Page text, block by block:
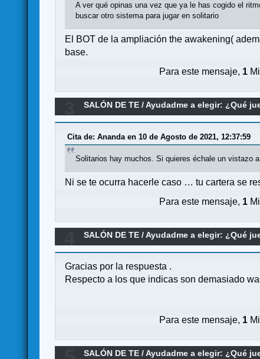
A ver qué opinas una vez que ya le has cogido el
buscar otro sistema para jugar en solitario
El BOT de la ampliación the awakening(
base.
Para este mensaje, 1
SALÓN DE TE /Ayudadme a elegir: ¿Qué
Cita de: Ananda en 10 de Agosto de 2021, 12:37:59
Solitarios hay muchos. Si quieres échale un vistazo
Ni se te ocurra hacerle caso … tu cartera se
Para este mensaje, 1
SALÓN DE TE /Ayudadme a elegir: ¿Qué
Gracias por la respuesta .
Respecto a los que indicas son demasiado
Para este mensaje, 1
SALÓN DE TE /Ayudadme a elegir: ¿Qué